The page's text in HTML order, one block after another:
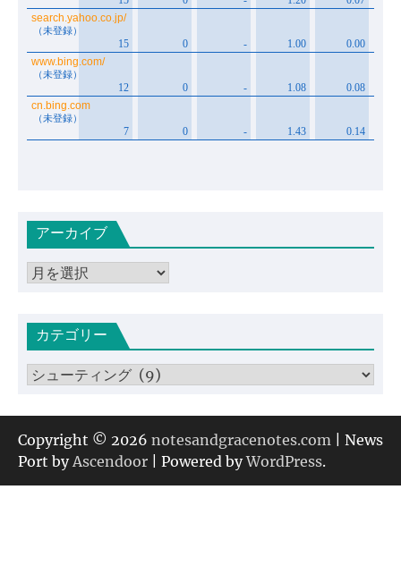
アーカイブ
ア
イカテゴリー
カ
ゴ
リ
ー
Copyright © 2026 notesandgracenotes.com | News
Port by Ascendoor | Powered byWordPress.